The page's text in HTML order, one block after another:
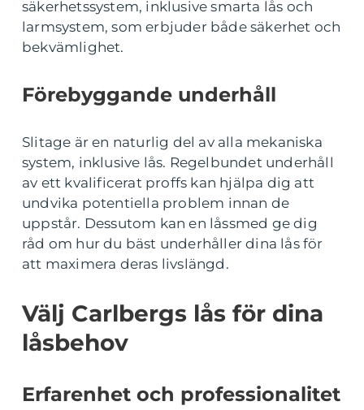
säkerhetssystem, inklusive smarta lås och
larmsystem, som erbjuder både säkerhet och
bekvämlighet.
Förebyggande underhåll
Slitage är en naturlig del av alla mekaniska
system, inklusive lås. Regelbundet underhåll
av ett kvalificerat proffs kan hjälpa dig att
undvika potentiella problem innan de
uppstår. Dessutom kan en låssmed ge dig
råd om hur du bäst underhåller dina lås för
att maximera deras livslängd.
Välj Carlbergs lås för dina
låsbehov
Erfarenhet och professionalitet